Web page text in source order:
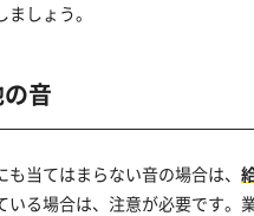
しょう。
音
も当てはまらない音の場合は、
いる場合は、注意が必要です。